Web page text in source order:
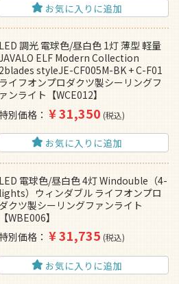
お気に入りに追加
LED 調光 電球色/昼白色 1灯 薄型 軽量
ELF Modern Collection
2blades styleJE-CF005M-BK + C-F01
ライフオンプロダクツ製シーリングフ
ァンライト【WCE012】
別価格
¥31,350 税込
お気に入りに追加
LED 電球色/昼白色 4灯 Windouble（4-
lights）ウィンダブル ライフオンプロ
ダクツ製シーリングファンライト
【WBE006】
別価格
¥31,735 税込
お気に入りに追加